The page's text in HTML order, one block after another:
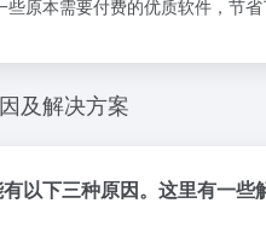
原本需要付费的优质软件，节
及解决方案
以下三种原因。这里有一些